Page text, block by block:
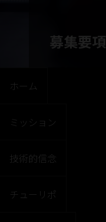
募集要項
ホーム
ミッション
技術的信念
チューリポ